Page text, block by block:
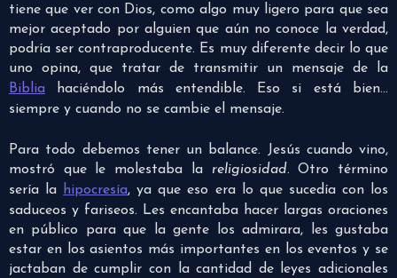
tiene que ver con Dios, como algo muy ligero para que sea
mejor aceptado por alguien que aún no conoce la verdad,
podría ser contraproducente. Es muy diferente decir lo que
uno opina, que tratar de transmitir un mensaje de la
Biblia haciéndolo más entendible. Eso si está bien…
siempre y cuando no se cambie el mensaje.
Para todo debemos tener un balance. Jesús cuando vino,
mostró que le molestaba la religiosidad. Otro término
sería la hipocresía, ya que eso era lo que sucedía con los
saduceos y fariseos. Les encantaba hacer largas oraciones
en público para que la gente los admirara, les gustaba
estar en los asientos más importantes en los eventos y se
jactaban de cumplir con la cantidad de leyes adicionales